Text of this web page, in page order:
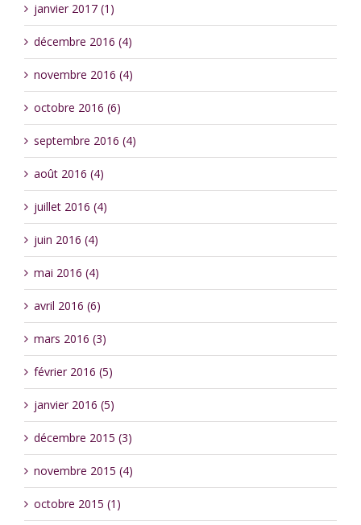
janvier 2017 (1)
décembre 2016 (4)
novembre 2016 (4)
octobre 2016 (6)
septembre 2016 (4)
août 2016 (4)
juillet 2016 (4)
juin 2016 (4)
mai 2016 (4)
avril 2016 (6)
mars 2016 (3)
février 2016 (5)
janvier 2016 (5)
décembre 2015 (3)
novembre 2015 (4)
octobre 2015 (1)